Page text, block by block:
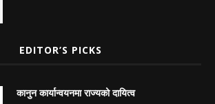
EDITOR’S PICKS
कानुन कार्यान्वयनमा राज्यको दायित्व